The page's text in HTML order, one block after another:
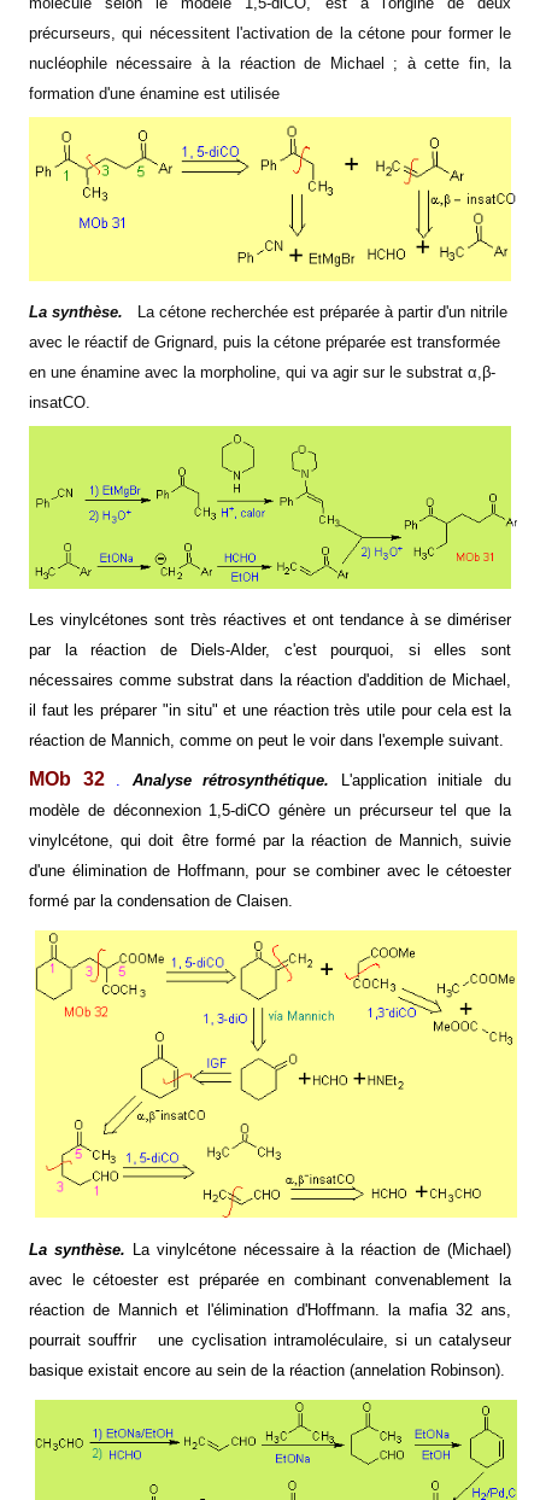
précurseurs, qui nécessitent l'activation de la cétone pour former le
nucléophile nécessaire à la réaction de Michael ; à cette fin, la
formation d'une énamine est utilisée
La synthèse.
La cétone recherchée est préparée à partir d'un nitrile
avec le réactif de Grignard, puis la cétone préparée est transformée
en une énamine avec la morpholine, qui va agir sur le substrat α,β-
insatCO.
Les vinylcétones sont très réactives et ont tendance à se dimériser
par la réaction de Diels-Alder, c'est pourquoi, si elles sont
nécessaires comme substrat dans la réaction d'addition de Michael,
il faut les préparer "in situ" et une réaction très utile pour cela est la
réaction de Mannich, comme on peut le voir dans l'exemple suivant.
MOb 32 Analyse rétrosynthétique.
L'application initiale du
modèle de déconnexion 1,5-diCO génère un précurseur tel que la
vinylcétone, qui doit être formé par la réaction de Mannich, suivie
d'une élimination de Hoffmann, pour se combiner avec le cétoester
formé par la condensation de Claisen.
La synthèse. La vinylcétone nécessaire à la réaction de (Michael)
avec le cétoester est préparée en combinant convenablement la
réaction de Mannich et l'élimination d'Hoffmann.
la mafia 32 ans,
pourrait souffrir
une cyclisation intramoléculaire, si un catalyseur
basique existait encore au sein de la réaction (annelation Robinson).